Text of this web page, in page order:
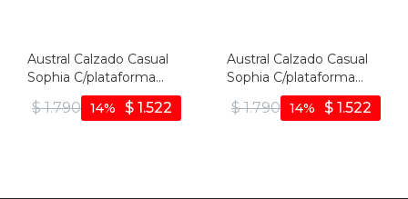
Austral Calzado Casual
Sophia C/plataforma
Acordonado - Rojo-
violeta - Rojo-violeta
$ 1.790 $ 1.522
14
Austral Calzado Casual
Sophia C/plataforma
Acordonado - Azul-rojo -
Azul-rojo
$ 1.790 $ 1.522
14